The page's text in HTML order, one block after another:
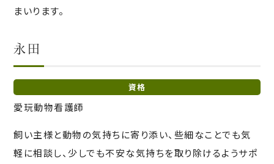
まいります。
永田
資格
愛玩動物看護師
飼い主様と動物の気持ちに寄り添い、些細なことでも気
軽に相談し、少しでも不安な気持ちを取り除けるようサポ